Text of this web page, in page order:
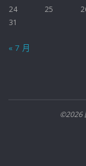
24
25
31
« 7 月
©2026